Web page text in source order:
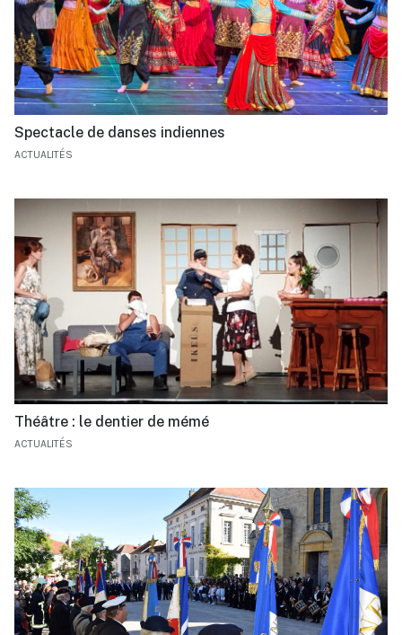
Spectacle de danses indiennes
ACTUALITÉS
Théâtre : le dentier de mémé
ACTUALITÉS